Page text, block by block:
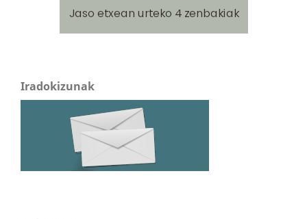
Iradokizunak